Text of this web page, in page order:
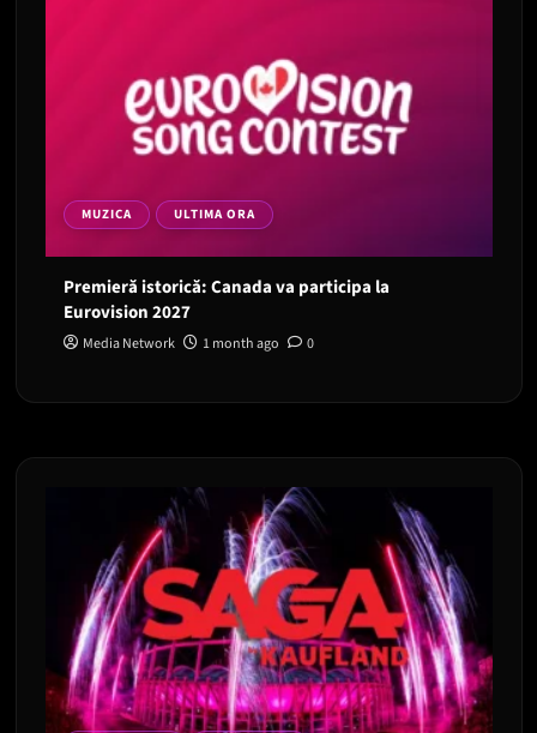
MUZICA ULTIMA ORA
Premieră istorică: Canada va participa la
Eurovision 2027
Media Network 1 month ago 0